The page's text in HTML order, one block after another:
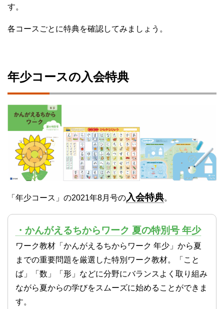
す。
各コースごとに特典を確認してみましょう。
年少コースの入会特典
「年少コース」の2021年8月号の入会特典。
・かんがえるちからワーク 夏の特別号 年少
ワーク教材「かんがえるちからワーク 年少」から夏
までの重要問題を厳選した特別ワーク教材。「こと
ば」「数」「形」などに分野にバランスよく取り組み
ながら夏からの学びをスムーズに始めることができま
す。